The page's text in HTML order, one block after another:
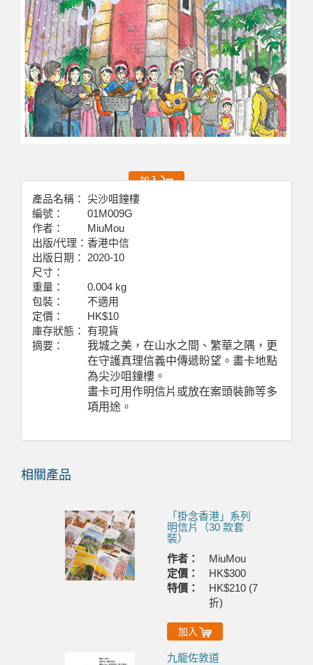
加入
產品名稱： 尖沙咀鐘樓
編號：
01M009G
作者：
MiuMou
出版/代理： 香港中信
出版日期：
2020-10
尺寸：
重量：
0.004 kg
包裝：
不適用
定價：
HK$10
庫存狀態： 有現貨
摘要：
我城之美，在山水之間、繁華之隅，更
在守護真理信義中傳遞盼望。畫卡地點
為尖沙咀鐘樓。
畫卡可用作明信片或放在案頭裝飾等多
項用途。
相關產品
「掛念香港」系列
明信片（30 款套
裝）
作者：
MiuMou
定價：
HK$300
特價：
HK$210 (7
折)
加入
九龍佐敦道